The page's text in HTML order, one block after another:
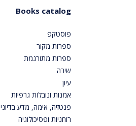
Books catalog
פוסטקפ
ספרות מקור
ספרות מתורגמת
שירה
עיון
אמנות ונובלות גרפיות
פנטזיה, אימה, מדע בדיוני
רוחניות ופסיכולוגיה